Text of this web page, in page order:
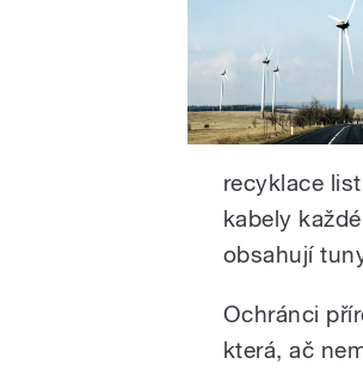
recyklace
kabely
obsahují
Ochránci
která, ač